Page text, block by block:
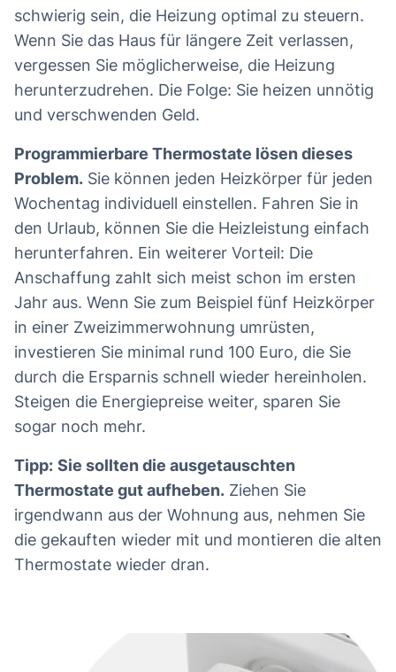
schwierig sein, die Heizung optimal zu steuern.
Wenn Sie das Haus für längere Zeit verlassen,
vergessen Sie möglicherweise, die Heizung
herunterzudrehen. Die Folge: Sie heizen unnötig
und verschwenden Geld.
Programmierbare Thermostate lösen dieses
Problem. Sie können jeden Heizkörper für jeden
Wochentag individuell einstellen. Fahren Sie in
den Urlaub, können Sie die Heizleistung einfach
herunterfahren. Ein weiterer Vorteil: Die
Anschaffung zahlt sich meist schon im ersten
Jahr aus. Wenn Sie zum Beispiel fünf Heizkörper
in einer Zweizimmerwohnung umrüsten,
investieren Sie minimal rund 100 Euro, die Sie
durch die Ersparnis schnell wieder hereinholen.
Steigen die Energiepreise weiter, sparen Sie
sogar noch mehr.
Tipp: Sie sollten die ausgetauschten
Thermostate gut aufheben. Ziehen Sie
irgendwann aus der Wohnung aus, nehmen Sie
die gekauften wieder mit und montieren die alten
Thermostate wieder dran.